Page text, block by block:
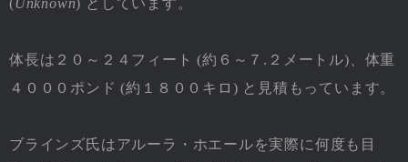
( Unknown) としています。
体長は２０～２４フィート (約６～７.２メートル)、体重
４０００ポンド (約１８００キロ) と見積もっています。
ブラインズ氏はアルーラ・ホエールを実際に何度も目